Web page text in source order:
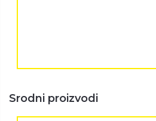
Srodni proizvodi